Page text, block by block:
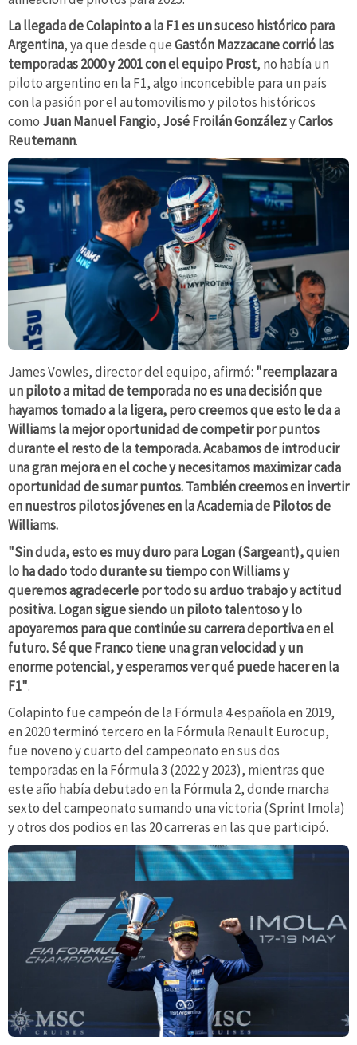
La llegada de Colapinto a la F1 es un suceso histórico para
Argentina, ya que desde queGastón Mazzacanecorrió las
temporadas 2000 y 2001 con el equipo Prost, no había un
piloto argentino en la F1, algo inconcebible para un país
con la pasión por el automovilismo y pilotos históricos
como Juan Manuel Fangio,José Froilán GonzálezyCarlos
Reutemann.
James Vowles, director del equipo, afirmó: "reemplazar a
un piloto a mitad de temporada no es una decisión que
hayamos tomado a la ligera, pero creemos que esto le da a
Williams la mejor oportunidad de competir por puntos
durante el resto de la temporada. Acabamos de introducir
una gran mejora en el coche y necesitamos maximizar cada
oportunidad de sumar puntos. También creemos en invertir
en nuestros pilotos jóvenes en la Academia de Pilotos de
Williams.
"Sin duda, esto es muy duro para Logan (Sargeant), quien
lo ha dado todo durante su tiempo con Williams y
queremos agradecerle por todo su arduo trabajo y actitud
positiva. Logan sigue siendo un piloto talentoso y lo
apoyaremos para que continúe su carrera deportiva en el
futuro. Sé que Franco tiene una gran velocidad y un
enorme potencial, y esperamos ver qué puede hacer en la
F1".
Colapinto fue campeón de la Fórmula 4 española en 2019,
en 2020 terminó tercero en la Fórmula Renault Eurocup,
fue noveno y cuarto del campeonato en sus dos
temporadas en la Fórmula 3 (2022 y 2023), mientras que
este año había debutado en la Fórmula 2, donde marcha
sexto del campeonato sumando una victoria (Sprint Imola)
y otros dos podios en las 20 carreras en las que participó.